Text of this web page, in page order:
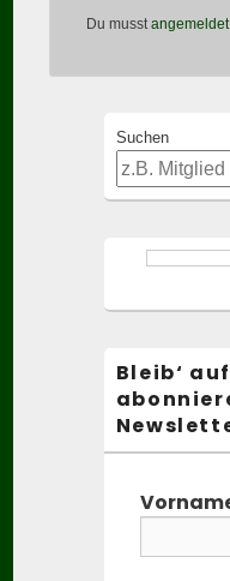
Du musstangemeldet
Sidebar
Widget
Area
Suchen
Bleib‘